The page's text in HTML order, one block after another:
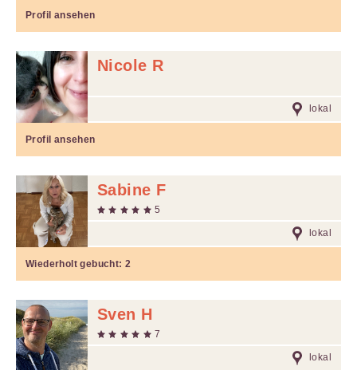
Profil ansehen
Nicole R
lokal
Profil ansehen
Sabine F
5
lokal
Wiederholt gebucht:2
Sven H
7
lokal